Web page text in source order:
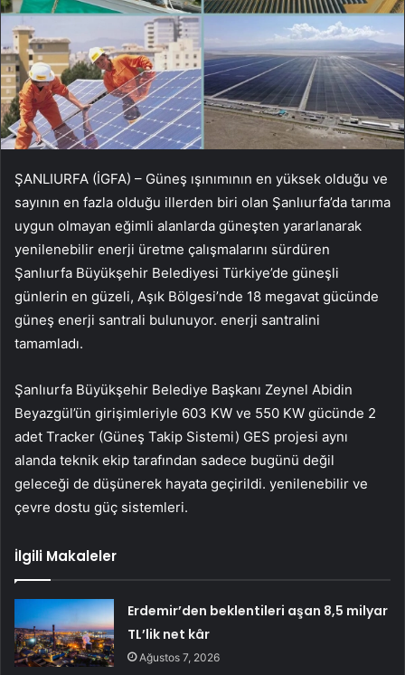
ŞANLIURFA (İGFA) – Güneş ışınımının en yüksek olduğu ve
sayının en fazla olduğu illerden biri olan Şanlıurfa’da tarıma
uygun olmayan eğimli alanlarda güneşten yararlanarak
yenilenebilir enerji üretme çalışmalarını sürdüren
Şanlıurfa Büyükşehir Belediyesi Türkiye’de güneşli
günlerin en güzeli, Aşık Bölgesi’nde 18 megavat gücünde
güneş enerji santrali bulunuyor. enerji santralini
tamamladı.
Şanlıurfa Büyükşehir Belediye Başkanı Zeynel Abidin
Beyazgül’ün girişimleriyle 603 KW ve 550 KW gücünde 2
adet Tracker (Güneş Takip Sistemi) GES projesi aynı
alanda teknik ekip tarafından sadece bugünü değil
geleceği de düşünerek hayata geçirildi. yenilenebilir ve
çevre dostu güç sistemleri.
İlgili Makaleler
Erdemir’den beklentileri aşan 8,5 milyar
TL’lik net kâr
Ağustos 7, 2026